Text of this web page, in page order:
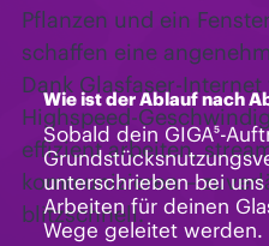
Wie ist der Ablauf nach
Sobald dein GIGA⁵-
unterschrieben bei
Arbeiten für deinen
Wege geleitet werden.